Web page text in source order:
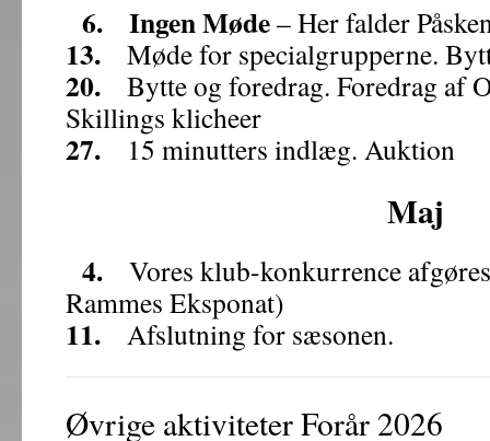
6. Ingen Møde– Her falder
13. Møde for specialgrupperne.
20. Bytte og foredrag. Foredrag af
Skillings klicheer
27. 15 minutters indlæg. Auktion
Maj
4. Vores klub-konkurrence
Rammes Eksponat)
11. Afslutning for sæsonen.
Øvrige aktiviteter Forår 2026